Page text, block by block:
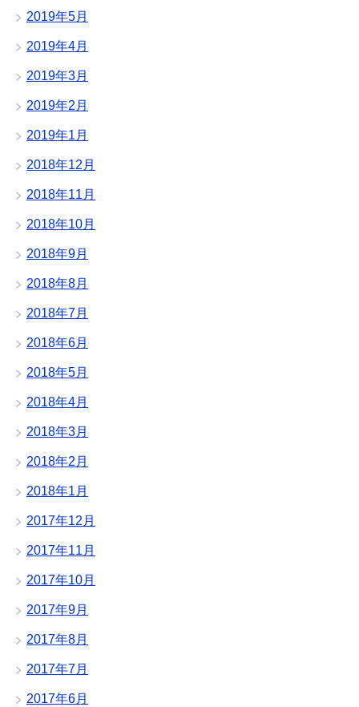
2019年5月
2019年4月
2019年3月
2019年2月
2019年1月
2018年12月
2018年11月
2018年10月
2018年9月
2018年8月
2018年7月
2018年6月
2018年5月
2018年4月
2018年3月
2018年2月
2018年1月
2017年12月
2017年11月
2017年10月
2017年9月
2017年8月
2017年7月
2017年6月